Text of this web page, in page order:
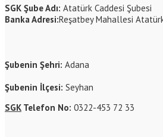
SGK Şube Adı: Atatürk Caddesi Şubesi
Banka Adresi:Reşatbey Mahallesi
Şubenin Şehri: Adana
Şubenin İlçesi: Seyhan
SGK Telefon No: 0322-453 72 33